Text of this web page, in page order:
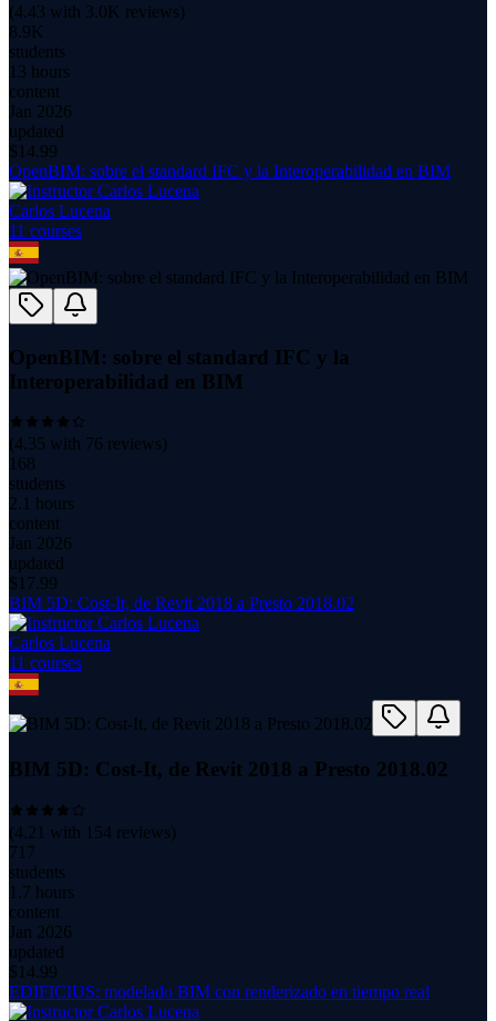
(4.43 with 3.0K reviews)
8.9K
students
13 hours
content
Jan 2026
updated
$ 14.99
OpenBIM: sobre el standard IFC y la Interoperabilidad en BIM
Carlos Lucena
11 courses
OpenBIM: sobre el standard IFC y la
Interoperabilidad en BIM
(4.35 with 76 reviews)
168
students
2.1 hours
content
Jan 2026
updated
$ 17.99
BIM 5D: Cost-It, de Revit 2018 a Presto 2018.02
Carlos Lucena
11 courses
BIM 5D: Cost-It, de Revit 2018 a Presto 2018.02
(4.21 with 154 reviews)
717
students
1.7 hours
content
Jan 2026
updated
$ 14.99
EDIFICIUS: modelado BIM con renderizado en tiempo real